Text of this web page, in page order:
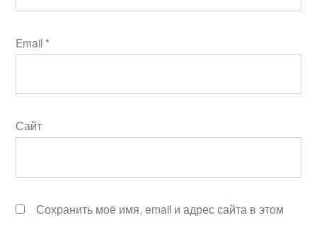
Email *
Сайт
Сохранить моё имя, email и адрес сайта в этом